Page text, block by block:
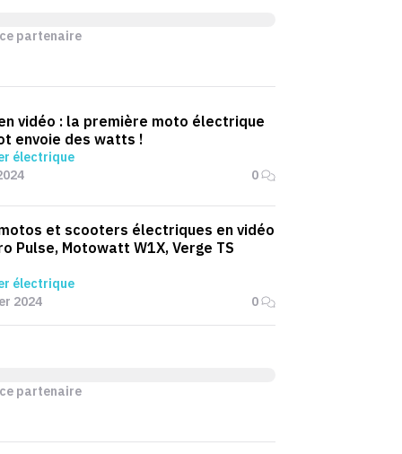
partenaire
en vidéo : la première moto électrique
envoie des watts !
électrique
0
motos et scooters électriques en vidéo
Pulse, Motowatt W1X, Verge TS
électrique
2024
0
partenaire